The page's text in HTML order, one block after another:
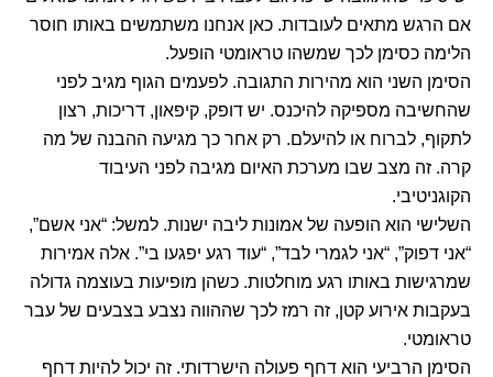
אם הרגש מתאים לעובדות. כאן אנחנו משתמשים באותו חוסר
הלימה כסימן לכך שמשהו טראומטי הופעל.
הסימן השני הוא מהירות התגובה. לפעמים הגוף מגיב לפני
שהחשיבה מספיקה להיכנס. יש דופק, קיפאון, דריכות, רצון
לתקוף, לברוח או להיעלם. רק אחר כך מגיעה ההבנה של מה
קרה. זה מצב שבו מערכת האיום מגיבה לפני העיבוד
הקוגניטיבי.
השלישי הוא הופעה של אמונות ליבה ישנות. למשל: “אני אשם”,
“אני דפוק”, “אני לגמרי לבד”, “עוד רגע יפגעו בי”. אלה אמירות
שמרגישות באותו רגע מוחלטות. כשהן מופיעות בעוצמה גדולה
בעקבות אירוע קטן, זה רמז לכך שההווה נצבע בצבעים של עבר
טראומטי.
הסימן הרביעי הוא דחף פעולה הישרדותי. זה יכול להיות דחף